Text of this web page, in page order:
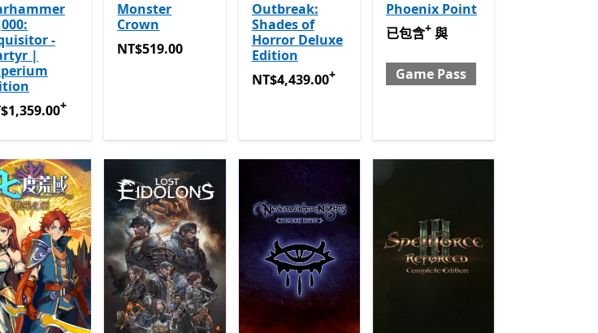
-
|
提供應用程式內購。
+
Monster
Crown
NT$519.00
NT$519.00
Outbreak:
Shades of
Horror Deluxe
Edition
NT$4,439.00提供應用程式內購。
NT$4,439.00+
Phoenix Point
已包含 與 Game Pass
已包含+ 與
Game Pass